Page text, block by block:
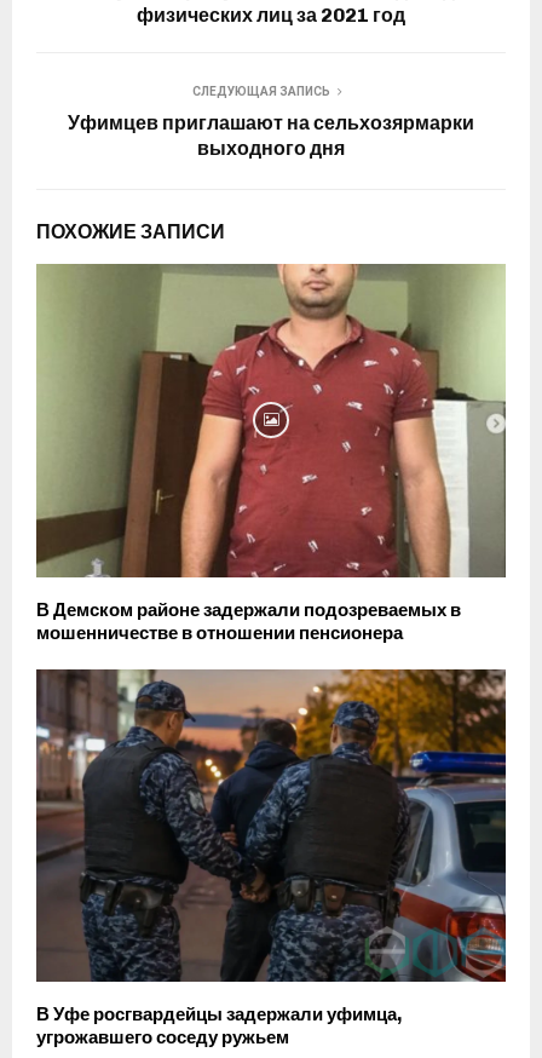
физических лиц за 2021 год
СЛЕДУЮЩАЯ ЗАПИСЬ
Уфимцев приглашают на сельхозярмарки
выходного дня
ПОХОЖИЕ ЗАПИСИ
В Демском районе задержали подозреваемых в
мошенничестве в отношении пенсионера
В Уфе росгвардейцы задержали уфимца,
угрожавшего соседу ружьем